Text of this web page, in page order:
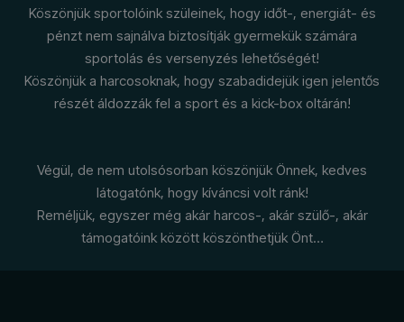
Köszönjük sportolóink szüleinek, hogy időt-, energiát- és
pénzt nem sajnálva biztosítják gyermekük számára
sportolás és versenyzés lehetőségét!
Köszönjük a harcosoknak, hogy szabadidejük igen jelentős
részét áldozzák fel a sport és a kick-box oltárán!
Végül, de nem utolsósorban köszönjük Önnek, kedves
látogatónk, hogy kíváncsi volt ránk!
Reméljük, egyszer még akár harcos-, akár szülő-, akár
támogatóink között köszönthetjük Önt…